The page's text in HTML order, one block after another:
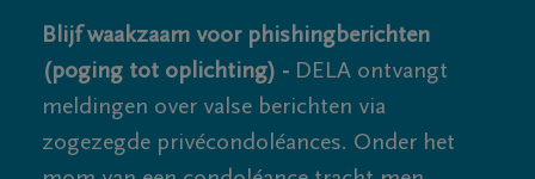
Blijf waakzaam voor phishingberichten
(poging tot oplichting) - DELA ontvangt
meldingen over valse berichten via
zogezegde privécondoléances. Onder het